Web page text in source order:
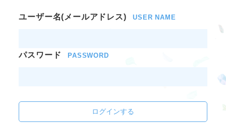
ユーザー名(メールアドレス) USER NAME
パスワード PASSWORD
ログインする